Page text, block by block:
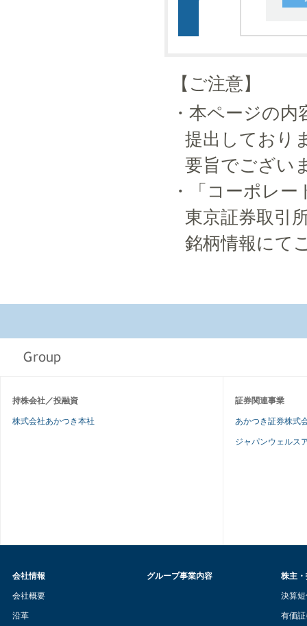
【ご注意】
・本ページの
提出しており
要旨でござい
・「コーポレ
東京証券取引
銘柄情報にて
持株会社／投融資
株式会社あかつき本社
証券関連事業
あかつき証券株式
ジャパンウェルス
会社情報
会社概要
沿革
グループ事業内容 株主
決算短
有価